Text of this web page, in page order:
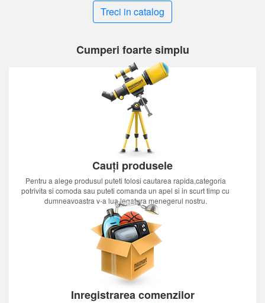
Treci in catalog
Cumperi foarte simplu
Cauți produsele
Pentru a alege produsul puteti folosi cautarea rapida,categoria
potrivita si comoda sau puteti comanda un apel si in scurt timp cu
dumneavoastra v-a lua legatura menegerul nostru.
Inregistrarea comenzilor